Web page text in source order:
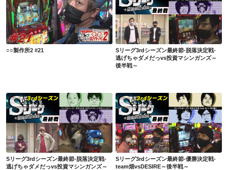
○○製作所2 #21
○○製作所2 #21
Sリーグ3rdシーズン最終節-脱落決定戦-逃げちゃダメだっvs投資マシンガンズ～後半戦～
Sリーグ3rdシーズン最終節-脱落決定戦-
逃げちゃダメだっvs投資マシンガンズ～
後半戦～
Sリーグ3rdシーズン最終節-脱落決定戦-逃げちゃダメだっvs投資マシンガンズ～前半戦～
Sリーグ3rdシーズン最終節-脱落決定戦-
逃げちゃダメだっvs投資マシンガンズ～
Sリーグ3rdシーズン最終節-優勝決定戦-team畑vsDESIRE～後半戦～
Sリーグ3rdシーズン最終節-優勝決定戦-
team畑vsDESIRE～後半戦～